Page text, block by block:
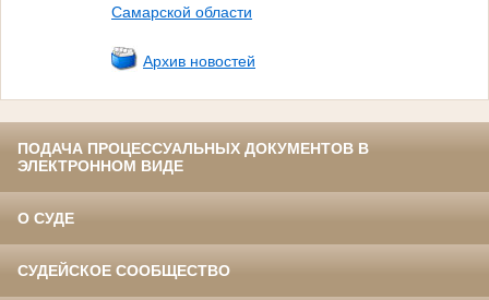
Самарской области
Архив новостей
ПОДАЧА ПРОЦЕССУАЛЬНЫХ ДОКУМЕНТОВ В
ЭЛЕКТРОННОМ ВИДЕ
О СУДЕ
СУДЕЙСКОЕ СООБЩЕСТВО